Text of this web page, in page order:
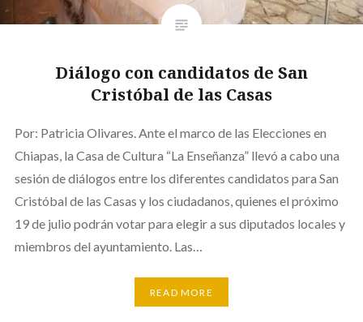
Diálogo con candidatos de San
Cristóbal de las Casas
Por: Patricia Olivares. Ante el marco de las Elecciones en
Chiapas, la Casa de Cultura “La Enseñanza” llevó a cabo una
sesión de diálogos entre los diferentes candidatos para San
Cristóbal de las Casas y los ciudadanos, quienes el próximo
19 de julio podrán votar para elegir a sus diputados locales y
miembros del ayuntamiento. Las…
READ MORE